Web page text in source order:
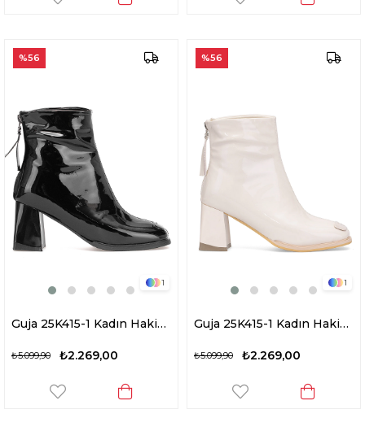
1
Guja 25K415-1 Kadın Hakiki Deri Topuklu Bot Siyah
₺2.269,00
₺5.099,90
%56
1
Guja 25K415-1 Kadın Hakiki Deri Topuklu Bot Bej
₺2.269,00
₺5.099,90
%56